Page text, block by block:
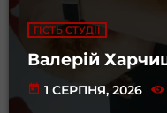
ГІСТЬ СТУДІЇ
Валерій
today 1 СЕРПНЯ, 2026